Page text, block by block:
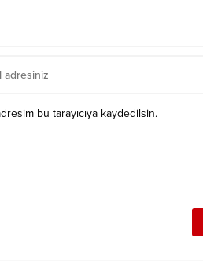
bu tarayıcıya kaydedilsin.